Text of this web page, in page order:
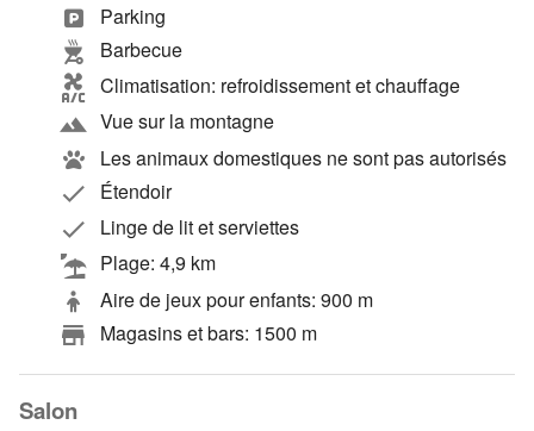
Parking
Barbecue
Climatisation: refroidissement et chauffage
Vue sur la montagne
Les animaux domestiques ne sont pas autorisés
Étendoir
Linge de lit et serviettes
Plage: 4,9 km
Aire de jeux pour enfants: 900 m
Magasins et bars: 1500 m
Salon